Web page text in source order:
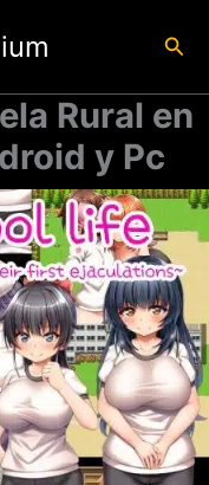
Rural en
y Pc